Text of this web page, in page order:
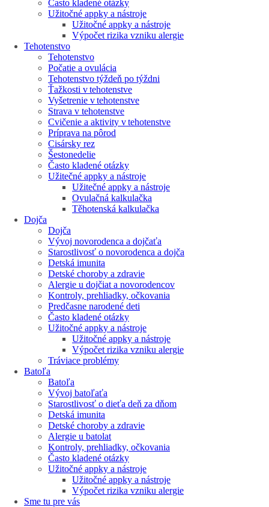
Často kladené otázky
Užitočné appky a nástroje
Užitočné appky a nástroje
Výpočet rizika vzniku alergie
Tehotenstvo
Tehotenstvo
Počatie a ovulácia
Tehotenstvo týždeň po týždni
Ťažkosti v tehotenstve
Vyšetrenie v tehotenstve
Strava v tehotenstve
Cvičenie a aktivity v tehotenstve
Príprava na pôrod
Cisársky rez
Šestonedelie
Často kladené otázky
Užitečné appky a nástroje
Užitečné appky a nástroje
Ovulačná kalkulačka
Těhotenská kalkulačka
Dojča
Dojča
Vývoj novorodenca a dojčaťa
Starostlivosť o novorodenca a dojča
Detská imunita
Detské choroby a zdravie
Alergie u dojčiat a novorodencov
Kontroly, prehliadky, očkovania
Predčasne narodené deti
Často kladené otázky
Užitočné appky a nástroje
Užitočné appky a nástroje
Výpočet rizika vzniku alergie
Tráviace problémy
Batoľa
Batoľa
Vývoj batoľaťa
Starostlivosť o dieťa deň za dňom
Detská imunita
Detské choroby a zdravie
Alergie u batolat
Kontroly, prehliadky, očkovania
Často kladené otázky
Užitočné appky a nástroje
Užitočné appky a nástroje
Výpočet rizika vzniku alergie
Sme tu pre vás